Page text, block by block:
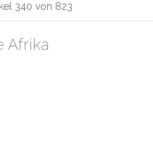
340 von 823
Afrika